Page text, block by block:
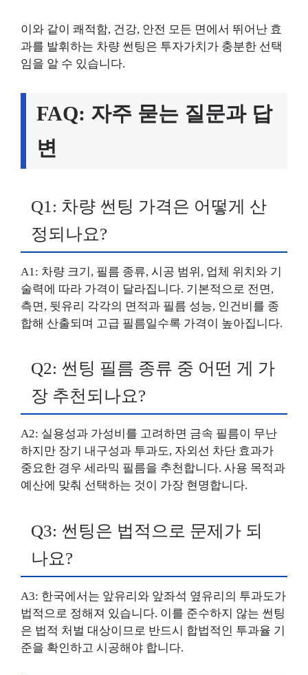
이와 같이 쾌적함, 건강, 안전 모든 면에서 뛰어난 효
과를 발휘하는 차량 썬팅은 투자가치가 충분한 선택
임을 알 수 있습니다.
FAQ: 자주 묻는 질문과 답
변
Q1: 차량 썬팅 가격은 어떻게 산
정되나요?
A1: 차량 크기, 필름 종류, 시공 범위, 업체 위치와 기
술력에 따라 가격이 달라집니다. 기본적으로 전면,
측면, 뒷유리 각각의 면적과 필름 성능, 인건비를 종
합해 산출되며 고급 필름일수록 가격이 높아집니다.
Q2: 썬팅 필름 종류 중 어떤 게 가
장 추천되나요?
A2: 실용성과 가성비를 고려하면 금속 필름이 무난
하지만 장기 내구성과 투과도, 자외선 차단 효과가
중요한 경우 세라믹 필름을 추천합니다. 사용 목적과
예산에 맞춰 선택하는 것이 가장 현명합니다.
Q3: 썬팅은 법적으로 문제가 되
나요?
A3: 한국에서는 앞유리와 앞좌석 옆유리의 투과도가
법적으로 정해져 있습니다. 이를 준수하지 않는 썬팅
은 법적 처벌 대상이므로 반드시 합법적인 투과율 기
준을 확인하고 시공해야 합니다.